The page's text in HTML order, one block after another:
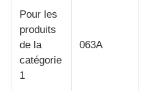
Puce SRAM
Ne pas éclairer
Pour les
produits
de la
catégorie
1
063A